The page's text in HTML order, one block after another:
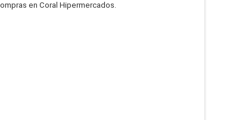
en Coral Hipermercados.